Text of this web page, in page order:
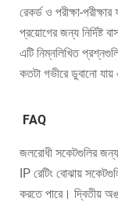
রেকর্ড ও পরীক্ষা-
প্রয়োগের জন্য
এটি নিম্নলিখিত
কতটা গভীরে ডুবানো
FAQ
জলরোধী সকেটগুলির জন্য
IP রেটিং বোঝায়
করতে পারে। দ্বিতীয়